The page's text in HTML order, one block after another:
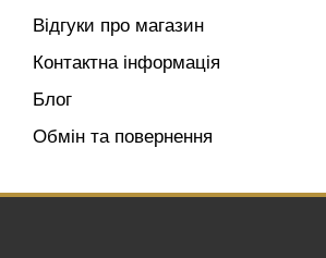
Відгуки про магазин
Контактна інформація
Блог
Обмін та повернення